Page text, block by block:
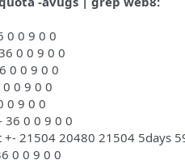
0 0 9 0 0
0 0 9 0 0
0 0 9 0 0
0 9 0 0
0 9 0 0
36 0 0 9 0 0
+- 21504 20480 21504 5days
0 0 9 0 0